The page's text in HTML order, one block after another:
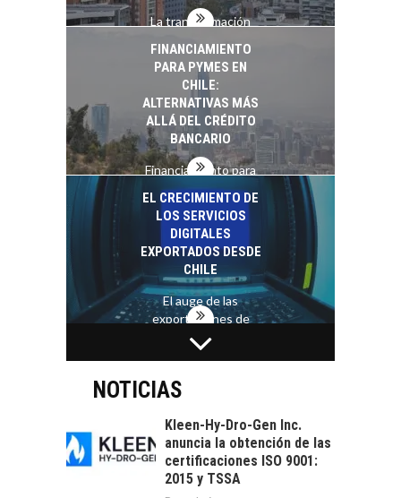
La transformación
recursos humanos en
las empresas…
FINANCIAMIENTO
PARA PYMES EN
CHILE:
ALTERNATIVAS MÁS
ALLÁ DEL CRÉDITO
BANCARIO
Financiamiento para
pymes en Chile:
alternativas que
trascienden el
crédito…
EL CRECIMIENTO DE
LOS SERVICIOS
DIGITALES
EXPORTADOS DESDE
CHILE
El auge de las
exportaciones de
servicios digitales en
Chile:…
TURISMO EN EL
DESIERTO DE
ATACAMA:
OPORTUNIDADES
PARA EL
DESARROLLO LOCAL
El Desierto de
Atacama: Motor
NOTICIAS
Kleen-Hy-Dro-Gen Inc.
anuncia la obtención de las
certificaciones ISO 9001:
2015 y TSSA